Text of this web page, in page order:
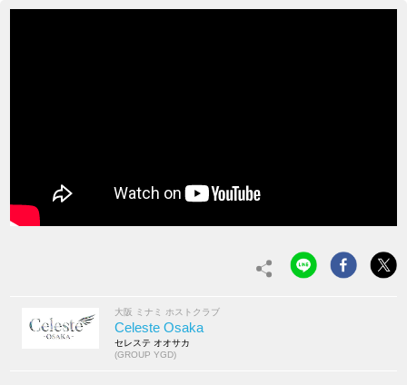
大阪 ミナミ ホストクラブ
Celeste Osaka
セレステ オオサカ
(GROUP YGD)